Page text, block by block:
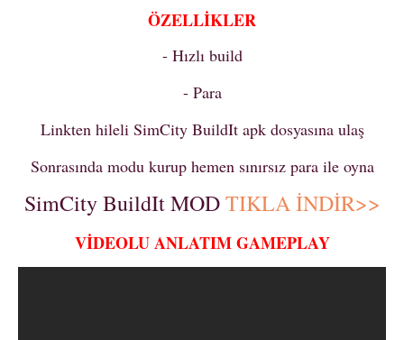
ÖZELLİKLER
- Hızlı build
- Para
Linkten hileli SimCity BuildIt apk dosyasına ulaş
Sonrasında modu kurup hemen sınırsız para ile oyna
SimCity BuildIt MODTIKLA İNDİR>>
VİDEOLU ANLATIM GAMEPLAY